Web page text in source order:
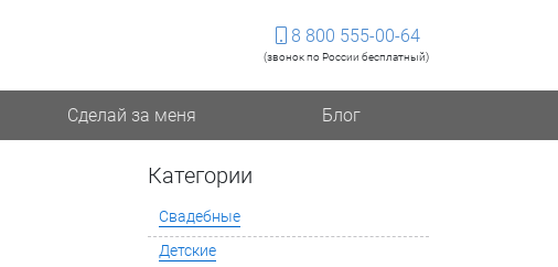
8 800 555-00-64
(звонок по России бесплатный)
Сделай за меня Блог
Категории
Свадебные
Детские